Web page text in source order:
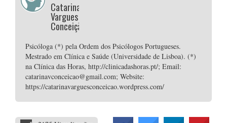
Catarina
Vargues
Conceição
Psicóloga (*) pela Ordem dos Psicólogos Portugueses.
Mestrado em Clínica e Saúde (Universidade de Lisboa). (*)
na Clínica das Horas, http://clinicadashoras.pt/; Email:
catarinavconceicao@gmail.com; Website:
https://catarinavarguesconceicao.wordpress.com/